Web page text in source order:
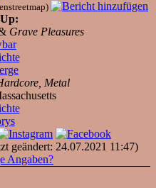
Grave Pleasures
Metal
geändert: 24.07.2021 11:47)
Angaben?